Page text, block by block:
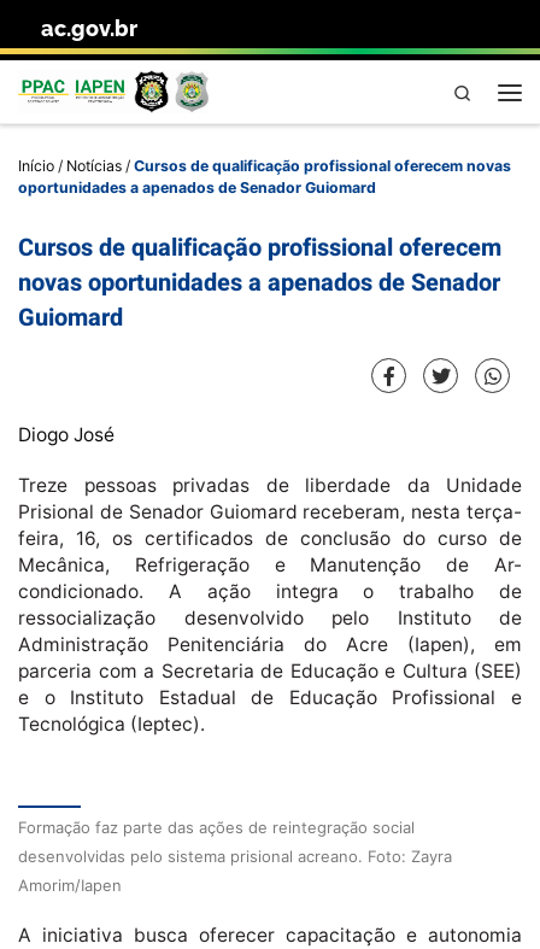
Skip to content
ac.gov.br
Pesquisa
Início / Notícias / Cursos de qualificação profissional oferecem novas
oportunidades a apenados de Senador Guiomard
Cursos de qualificação profissional oferecem
novas oportunidades a apenados de Senador
Guiomard
Diogo José
Treze pessoas privadas de liberdade da Unidade
Prisional de Senador Guiomard receberam, nesta terça-
feira, 16, os certificados de conclusão do curso de
Mecânica, Refrigeração e Manutenção de Ar-
condicionado. A ação integra o trabalho de
ressocialização desenvolvido pelo Instituto de
Administração Penitenciária do Acre (Iapen), em
parceria com a Secretaria de Educação e Cultura (SEE)
e o Instituto Estadual de Educação Profissional e
Tecnológica (Ieptec).
Formação faz parte das ações de reintegração social
desenvolvidas pelo sistema prisional acreano. Foto: Zayra
Amorim/Iapen
A iniciativa busca oferecer capacitação e autonomia